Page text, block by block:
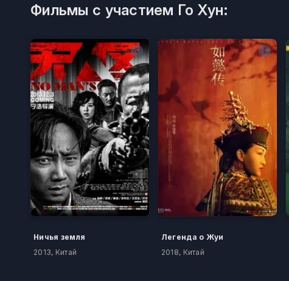
Фильмы с участием Го Хун:
Ничья земля
2013, Китай
Легенда о Жуи
2018, Китай